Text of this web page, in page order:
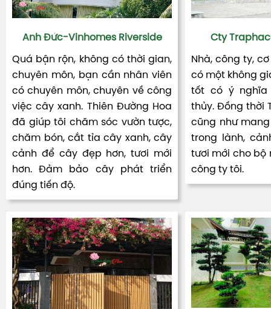
Anh Đức-Vinhomes Riverside
Quá bận rộn, không có thời gian,
chuyên môn, bạn cần nhân viên
có chuyên môn, chuyên về công
việc cây xanh. Thiên Đường Hoa
đã giúp tôi chăm sóc vườn tược,
chăm bón, cắt tỉa cây xanh, cây
cảnh để cây đẹp hơn, tươi mới
hơn. Đảm bảo cây phát triển
đúng tiến độ.
Cty
Nhà, công ty,
có một không
tốt có ý nghĩa
thủy. Đồng thời
cũng như
trong lành,
tươi mới cho bộ
công ty tôi.